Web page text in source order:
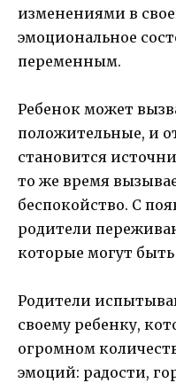
изменениями в
эмоциональное
переменным.
Ребенок может
положительные, и
становится
то же время
беспокойство. С
родители
которые могут
Родители
своему ребенку,
огромном
эмоций: радости,